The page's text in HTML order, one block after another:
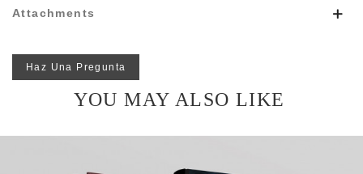
Attachments
Haz Una Pregunta
YOU MAY ALSO LIKE